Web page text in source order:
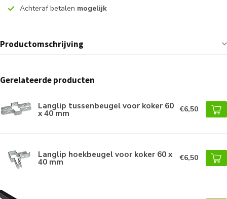
Achteraf betalen mogelijk
Productomschrijving
Gerelateerde producten
Langlip tussenbeugel voor koker 60
x 40 mm €6,50
Langlip hoekbeugel voor koker 60 x
40 mm €6,50